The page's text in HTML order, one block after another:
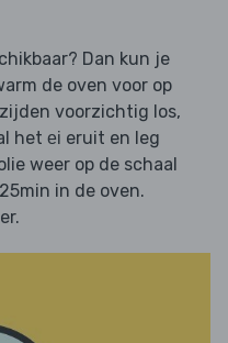
Dan kun je
de oven voor op
voorzichtig los,
het ei eruit en leg
weer op de schaal
in de oven.